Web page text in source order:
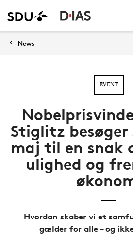
News
EVENT
Stiglitz besøger
maj til en snak
ulighed og
Hvordan skaber vi et
gælder for alle – og